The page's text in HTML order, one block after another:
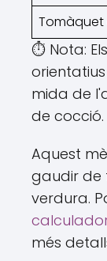
⏱️ Nota:
mida de
de cocció.
Aquest
gaudir de
verdura.
més